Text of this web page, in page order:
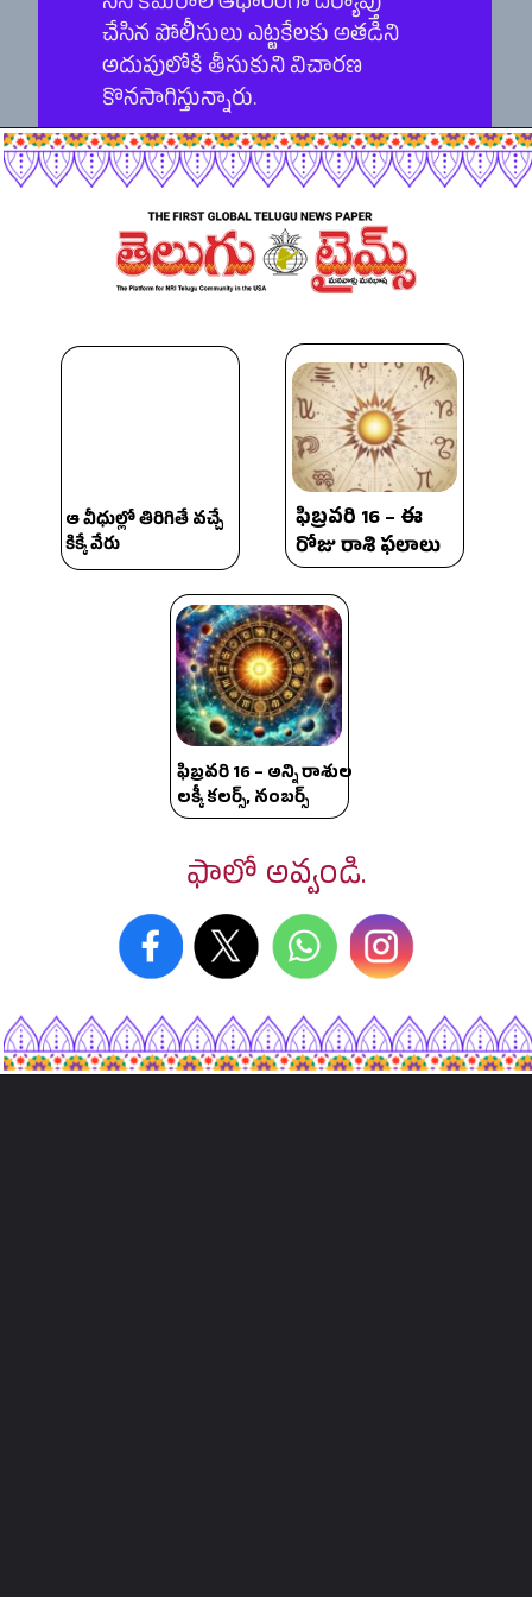
చేసిన పోలీసులు ఎట్టకేలకు అతడిని
అదుపులోకి తీసుకుని విచారణ
కొనసాగిస్తున్నారు.
ఫాలో అవ్వండి.
ఫిబ్రవరి 16 – ఈ
రోజు రాశి ఫలాలు
ఫిబ్రవరి 16 – అన్ని రాశుల
లక్కీ కలర్స్, నంబర్స్
ఆ వీధుల్లో తిరిగితే వ‌చ్చే
కిక్కే వేరు